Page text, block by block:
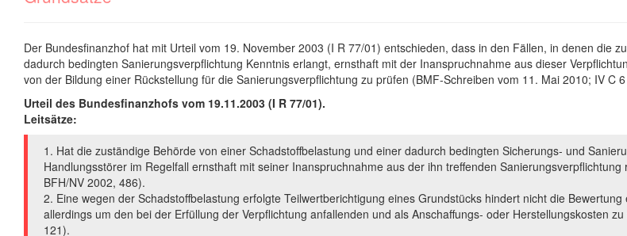
Der Bundesfinanzhof hat mit Urteil vom 19. November 2003 (I R 77/01) entschieden, dass in den Fällen, in denen die
dadurch bedingten Sanierungsverpflichtung Kenntnis erlangt, ernsthaft mit der Inanspruchnahme aus dieser
von der Bildung einer Rückstellung für die Sanierungsverpflichtung zu prüfen (BMF-Schreiben vom 11. Mai 2010; IV C
Urteil des Bundesfinanzhofs vom 19.11.2003 (I R 77/01).
Leitsätze:
1. Hat die zuständige Behörde von einer Schadstoffbelastung und einer dadurch bedingten Sicherungs- und
Handlungsstörer im Regelfall ernsthaft mit seiner Inanspruchnahme aus der ihn treffenden
BFH/NV 2002, 486).
2. Eine wegen der Schadstoffbelastung erfolgte Teilwertberichtigung eines Grundstücks hindert nicht die
allerdings um den bei der Erfüllung der Verpflichtung anfallenden und als Anschaffungs- oder Herstellungskosten
121).